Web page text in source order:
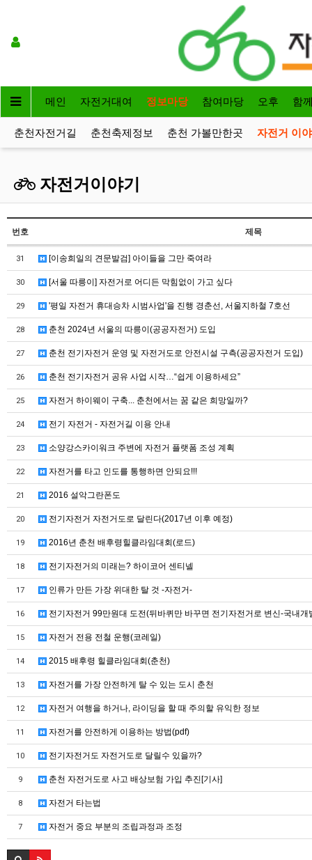
메인 자전거대여 정보마당 참여마당 오후 함
춘천자전거길 춘천축제정보 춘천 가볼만한곳 자전거 이
자전거이야기
번호 제목
31 [이송희일의 견문발검] 아이들을 그만 죽여라
30 [서울 따릉이] 자전거로 어디든 막힘없이 가고 싶다
29 '평일 자전거 휴대승차 시범사업'을 진행 경춘선, 서울지하철 7호선
28 춘천 2024년 서울의 따릉이(공공자전거) 도입
27 춘천 전기자전거 운영 및 자전거도로 안전시설 구측(공공자전거 도입)
26 춘천 전기자전거 공유 사업 시작…“쉽게 이용하세요”
25 자전거 하이웨이 구축... 춘천에서는 꿈 같은 희망일까?
24 전기 자전거 - 자전거길 이용 안내
23 소양강스카이워크 주변에 자전거 플랫폼 조성 계획
22 자전거를 타고 인도를 통행하면 안되요!!!
21 2016 설악그란폰도
20 전기자전거 자전거도로 달린다(2017년 이후 예정)
19 2016년 춘천 배후령힐클라임대회(로드)
18 전기자전거의 미래는? 하이코어 센티넬
17 인류가 만든 가장 위대한 탈 것 -자전거-
16 전기자전거 99만원대 도전(뒤바퀴만 바꾸면 전기자전거로 변신-국내개
15 자전거 전용 전철 운행(코레일)
14 2015 배후령 힐클라임대회(춘천)
13 자전거를 가장 안전하게 탈 수 있는 도시 춘천
12 자전거 여행을 하거나, 라이딩을 할 때 주의할 유익한 정보
11 자전거를 안전하게 이용하는 방법(pdf)
10 전기자전거도 자전거도로 달릴수 있을까?
9 춘천 자전거도로 사고 배상보험 가입 추진[기사]
8 자전거 타는법
7 자전거 중요 부분의 조립과정과 조정